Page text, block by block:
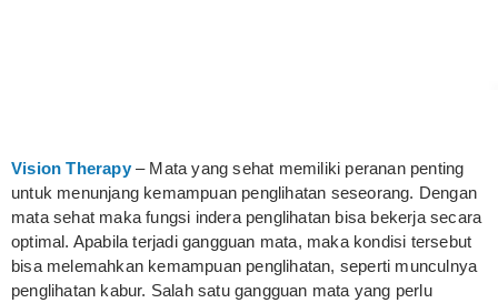
Vision Therapy– Mata yang sehat memiliki peranan penting
untuk menunjang kemampuan penglihatan seseorang. Dengan
mata sehat maka fungsi indera penglihatan bisa bekerja secara
optimal. Apabila terjadi gangguan mata, maka kondisi tersebut
bisa melemahkan kemampuan penglihatan, seperti munculnya
penglihatan kabur. Salah satu gangguan mata yang perlu